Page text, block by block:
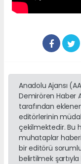
Anadolu Ajansı
Demirören Haber
tarafından
editörlerinin
çekilmektedir. Bu
muhataplar
bir editörü
belirtilmek şartıyla